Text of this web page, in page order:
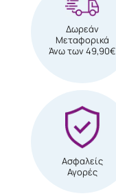
Δωρεάν
Μεταφορικά
Άνω των 49,90€
Ασφαλείς
Αγορές